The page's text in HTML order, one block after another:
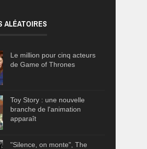
ALÉATOIRES
Le million pour cinq acteurs
de Game of Thrones
Toy Story : une nouvelle
branche de l'animation
apparaît
"Silence, on monte", The